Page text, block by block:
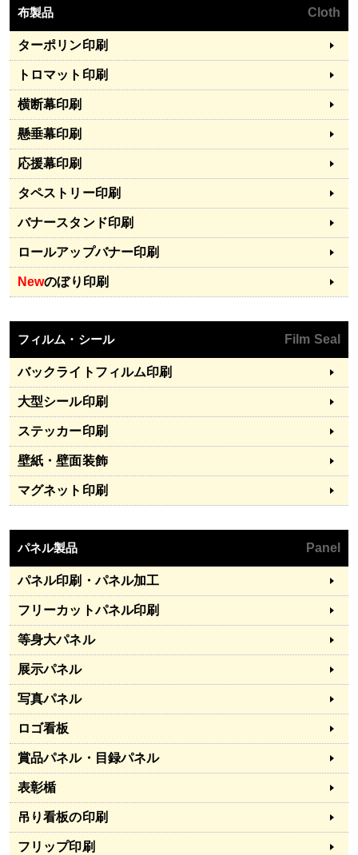
布製品 Cloth
ターポリン印刷
トロマット印刷
横断幕印刷
懸垂幕印刷
応援幕印刷
タペストリー印刷
バナースタンド印刷
ロールアップバナー印刷
Newのぼり印刷
フィルム・シール Film Seal
バックライトフィルム印刷
大型シール印刷
ステッカー印刷
壁紙・壁面装飾
マグネット印刷
パネル製品 Panel
パネル印刷・パネル加工
フリーカットパネル印刷
等身大パネル
展示パネル
写真パネル
ロゴ看板
賞品パネル・目録パネル
表彰楯
吊り看板の印刷
フリップ印刷